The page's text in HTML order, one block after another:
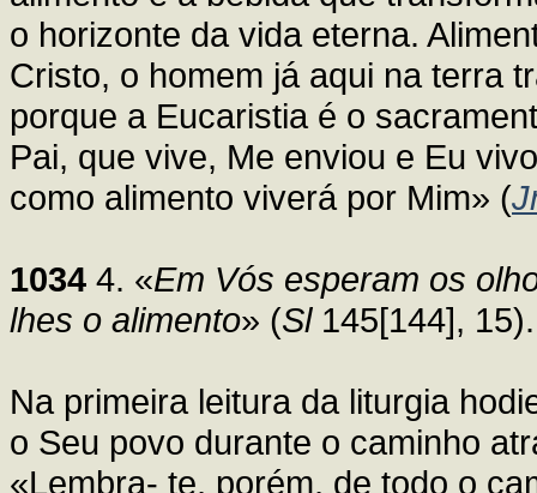
o horizonte da vida eterna.
Cristo, o homem já aqui na terra
porque a Eucaristia é o
Pai, que vive, Me enviou e Eu
como alimento viverá por Mim» (
1034 4. «Em Vós esperam os
lhes o alimento» (Sl145[144], 15).
Na primeira leitura da liturgia
o Seu povo durante o caminho
«Lembra- te, porém, de todo o